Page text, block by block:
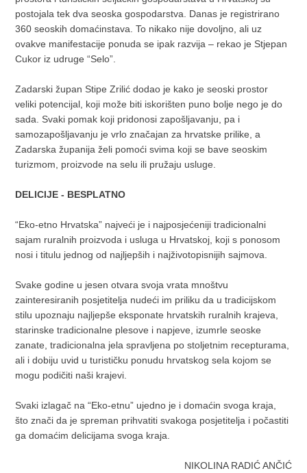
postojala tek dva seoska gospodarstva. Danas je registrirano
360 seoskih domaćinstava. To nikako nije dovoljno, ali uz
ovakve manifestacije ponuda se ipak razvija – rekao je Stjepan
Cukor iz udruge “Selo”.
Zadarski župan Stipe Zrilić dodao je kako je seoski prostor
veliki potencijal, koji može biti iskorišten puno bolje nego je do
sada. Svaki pomak koji pridonosi zapošljavanju, pa i
samozapošljavanju je vrlo značajan za hrvatske prilike, a
Zadarska županija želi pomoći svima koji se bave seoskim
turizmom, proizvode na selu ili pružaju usluge.
DELICIJE - BESPLATNO
“Eko-etno Hrvatska” najveći je i najposjećeniji tradicionalni
sajam ruralnih proizvoda i usluga u Hrvatskoj, koji s ponosom
nosi i titulu jednog od najljepših i najživotopisnijih sajmova.
Svake godine u jesen otvara svoja vrata mnoštvu
zainteresiranih posjetitelja nudeći im priliku da u tradicijskom
stilu upoznaju najljepše eksponate hrvatskih ruralnih krajeva,
starinske tradicionalne plesove i napjeve, izumrle seoske
zanate, tradicionalna jela spravljena po stoljetnim recepturama,
ali i dobiju uvid u turističku ponudu hrvatskog sela kojom se
mogu podičiti naši krajevi.
Svaki izlagač na “Eko-etnu” ujedno je i domaćin svoga kraja,
što znači da je spreman prihvatiti svakoga posjetitelja i počastiti
ga domaćim delicijama svoga kraja.
NIKOLINA RADIĆ ANČIĆ